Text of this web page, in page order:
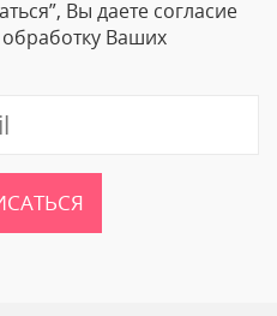
Вы даете согласие
Ваших